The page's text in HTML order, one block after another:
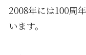
2008年には100周
います。